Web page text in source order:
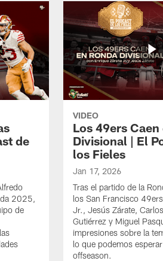
de
2025,
de
VIDEO
Los 49ers Caen
Divisional | El
los Fieles
Jan 17, 2026
Tras el partido de la
los San Francisco
Jr., Jesús Zárate,
Gutiérrez y Miguel
impresiones sobre la
lo que podemos
offseason.